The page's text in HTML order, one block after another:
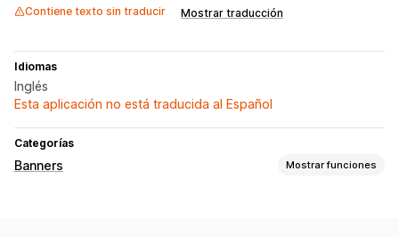
Contiene texto sin traducir Mostrar traducción
Idiomas
Inglés
Esta aplicación no está traducida al Español
Categorías
Banners Mostrar funciones